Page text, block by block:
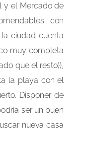
y el Mercado de
con
ciudad cuenta
muy completa
que el resto)),
la playa con el
Disponer de
ser un buen
nueva casa